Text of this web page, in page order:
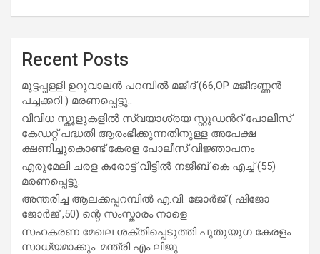
Recent Posts
മുട്ടപ്പള്ളി ഉറുവാലൻ പറമ്പിൽ മജീദ് (66,OP മജീദണ്ണൻ
പച്ചക്കറി ) മരണപ്പെട്ടു..
വിവിധ സ്കൂളുകളില്‍ സ്വയാശ്രയ സ്റ്റുഡന്‍റ് പോലീസ്
കേഡറ്റ് പദ്ധതി ആരംഭിക്കുന്നതിനുള്ള അപേക്ഷ
ക്ഷണിച്ചുകൊണ്ട് കേരള പോലീസ് വിജ്ഞാപനം
എരുമേലി ചരള കരോട്ട് വീട്ടിൽ നജീബ് കെ എച്ച് (55)
മരണപ്പെട്ടു.
അന്തരിച്ച ആ​ല​ക്ക​പ്പ​റമ്പിൽ​ എ.​വി. ജോ​ർ​ജ് ( ഷിജോ
ജോർജ് ,50) ന്റെ സംസ്കാരം നാളെ
സഹകരണ മേഖല ശക്തിപ്പെടുത്തി പുതുയുഗ കേരളം
സാധ്യമാക്കും: മന്ത്രി എം ലിജു